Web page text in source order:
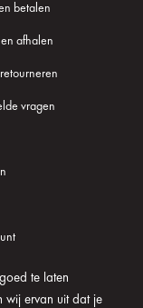
te laten
wij ervan uit dat je
betalen
afhalen
vragen